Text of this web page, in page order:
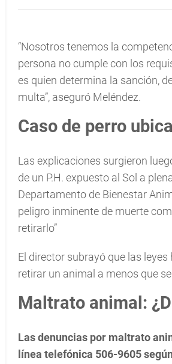
“Nosotros tenemos la
persona no cumple con los
es quien determina la sanción,
multa”, aseguró Meléndez.
Caso de perro
Las explicaciones surgieron
de un P.H. expuesto al Sol a
Departamento de Bienestar
peligro inminente de muerte
retirarlo”
El director subrayó que las
retirar un animal a menos que
Maltrato animal:
Las denuncias por maltrato
línea telefónica 506-9605